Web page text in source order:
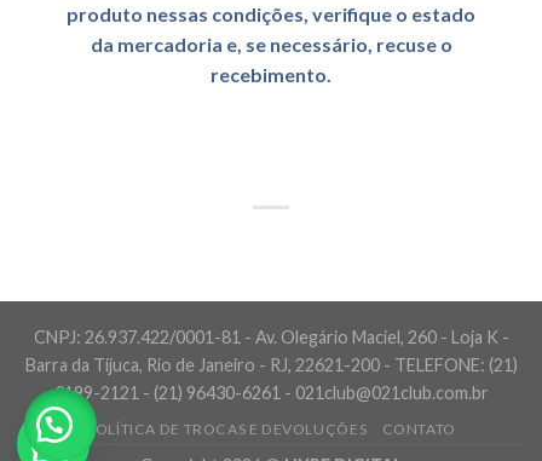
produto nessas condições, verifique o estado
da mercadoria e, se necessário, recuse o
recebimento.
CNPJ: 26.937.422/0001-81 - Av. Olegário Maciel, 260 - Loja K -
Barra da Tijuca, Rio de Janeiro - RJ, 22621-200 - TELEFONE: (21)
3199-2121 - (21) 96430-6261 - 021club@021club.com.br
POLÍTICA DE TROCAS E DEVOLUÇÕES CONTATO